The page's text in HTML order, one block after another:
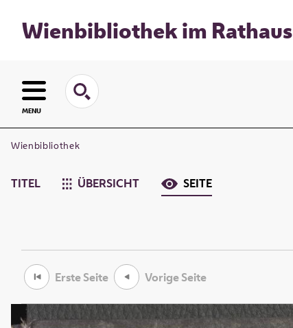
Wienbibliothek im Rathaus
MENU
Wienbibliothek
TITEL ÜBERSICHT SEITE
Erste Seite Vorige Seite